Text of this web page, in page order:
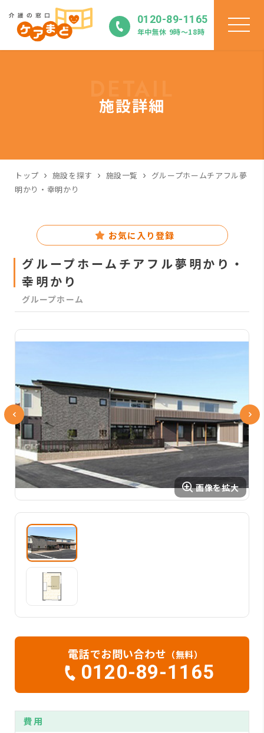
0120-89-1165
年中無休 9時〜18時
施設詳細
トップ 施設を探す 施設一覧
グループホームチアフル夢
明かり・幸明かり
お気に入り登録
グループホームチアフル夢明かり・
幸明かり
グループホーム
電話でお問い合わせ （無料）
0120-89-1165
費用